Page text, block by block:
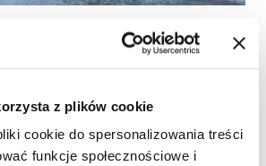
z plików cookie
cookie do spersonalizowania treści
funkcje społecznościowe i
dla centrów danych